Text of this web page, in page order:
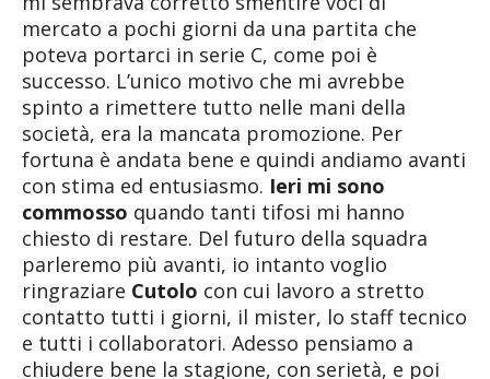
mercato a pochi giorni da una partita che
poteva portarci in serie C, come poi è
successo. L’unico motivo che mi avrebbe
spinto a rimettere tutto nelle mani della
società, era la mancata promozione. Per
fortuna è andata bene e quindi andiamo avanti
con stima ed entusiasmo. Ieri mi sono
commosso quando tanti tifosi mi hanno
chiesto di restare. Del futuro della squadra
parleremo più avanti, io intanto voglio
ringraziare Cutolo con cui lavoro a stretto
contatto tutti i giorni, il mister, lo staff tecnico
e tutti i collaboratori. Adesso pensiamo a
chiudere bene la stagione, con serietà, e poi